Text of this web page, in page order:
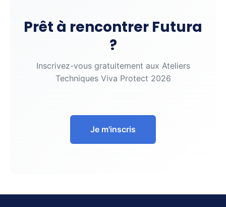
Prêt à rencontrer Futura
?
Inscrivez-vous gratuitement aux Ateliers
Techniques Viva Protect 2026
Je m'inscris